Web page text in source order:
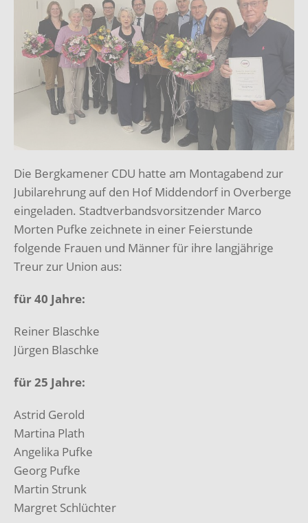
Die Bergkamener CDU hatte am Montagabend zur
Jubilarehrung auf den Hof Middendorf in Overberge
eingeladen. Stadtverbandsvorsitzender Marco
Morten Pufke zeichnete in einer Feierstunde
folgende Frauen und Männer für ihre langjährige
Treur zur Union aus:
für 40 Jahre:
Reiner Blaschke
Jürgen Blaschke
für 25 Jahre:
Astrid Gerold
Martina Plath
Angelika Pufke
Georg Pufke
Martin Strunk
Margret Schlüchter